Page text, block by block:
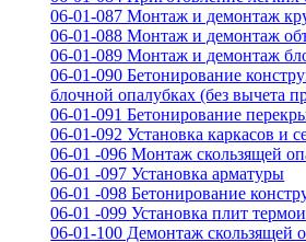
06-01-087 Монтаж и демонтаж
06-01-088 Монтаж и демонтаж
06-01-089 Монтаж и демонтаж
06-01-090 Бетонирование
блочной опалубках (без вычета
06-01-091 Бетонирование
06-01-092 Установка каркасов и
06-01 -096 Монтаж скользящей
06-01 -097 Установка арматуры
06-01 -098 Бетонирование
06-01 -099 Установка плит
06-01-100 Демонтаж скользящей